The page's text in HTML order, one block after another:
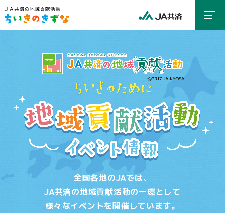
全国各地のJAでは、
JA共済の地域貢献活動の一環として
様々なイベントを開催しています。